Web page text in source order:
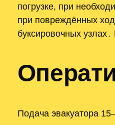
погрузке, при
при повреждённых
буксировочных
Подача эвакуатора